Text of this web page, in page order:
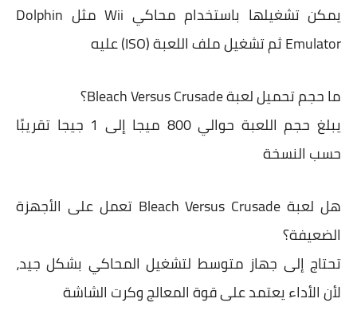
يمكن تشغيلها باستخدام محاكي Wii مثل Dolphin
Emulator ثم تشغيل ملف اللعبة (ISO) عليه
ما حجم تحميل لعبة Bleach Versus Crusade؟
يبلغ حجم اللعبة حوالي 800 ميجا إلى 1 جيجا تقريبًا
حسب النسخة
هل لعبة Bleach Versus Crusade تعمل على الأجهزة
الضعيفة؟
تحتاج إلى جهاز متوسط لتشغيل المحاكي بشكل جيد،
لأن الأداء يعتمد على قوة المعالج وكرت الشاشة